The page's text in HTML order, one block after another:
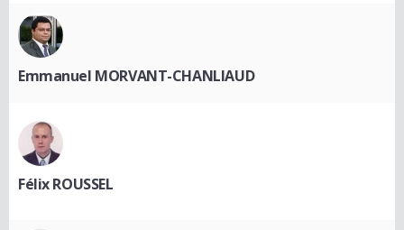
Emmanuel MORVANT-CHANLIAUD
Félix ROUSSEL